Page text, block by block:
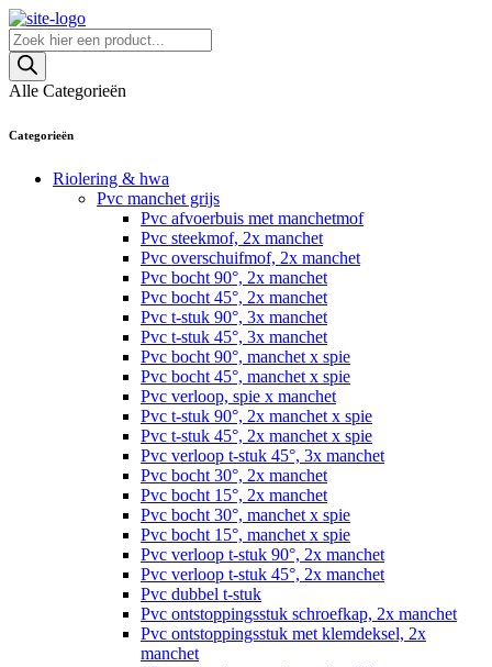
Skip
to
content
Producten
zoeken
Alle Categorieën
Categorieën
Riolering & hwa
Pvc manchet grijs
Pvc afvoerbuis met manchetmof
Pvc steekmof, 2x manchet
Pvc overschuifmof, 2x manchet
Pvc bocht 90°, 2x manchet
Pvc bocht 45°, 2x manchet
Pvc t-stuk 90°, 3x manchet
Pvc t-stuk 45°, 3x manchet
Pvc bocht 90°, manchet x spie
Pvc bocht 45°, manchet x spie
Pvc verloop, spie x manchet
Pvc t-stuk 90°, 2x manchet x spie
Pvc t-stuk 45°, 2x manchet x spie
Pvc verloop t-stuk 45°, 3x manchet
Pvc bocht 30°, 2x manchet
Pvc bocht 15°, 2x manchet
Pvc bocht 30°, manchet x spie
Pvc bocht 15°, manchet x spie
Pvc verloop t-stuk 90°, 2x manchet
Pvc verloop t-stuk 45°, 2x manchet
Pvc dubbel t-stuk
Pvc ontstoppingsstuk schroefkap, 2x manchet
Pvc ontstoppingsstuk met klemdeksel, 2x
manchet